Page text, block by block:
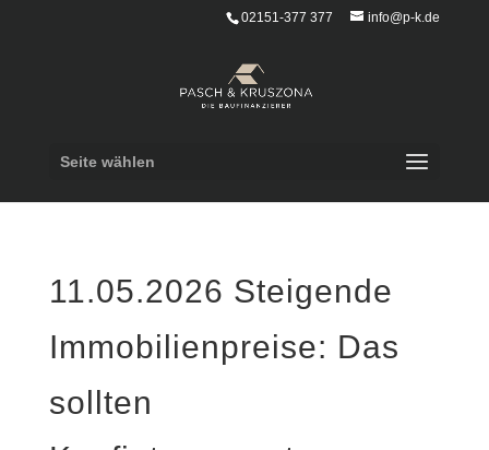
02151-377 377 info@p-k.de
Seite wählen
11.05.2026 Steigende
Immobilienpreise: Das
sollten